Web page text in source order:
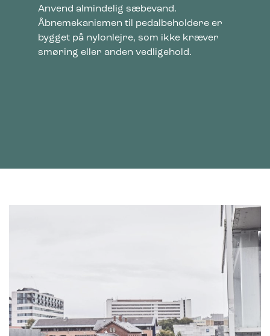
Anvend almindelig sæbevand.
Åbnemekanismen til pedalbeholdere er
bygget på nylonlejre, som ikke kræver
smøring eller anden vedligehold.